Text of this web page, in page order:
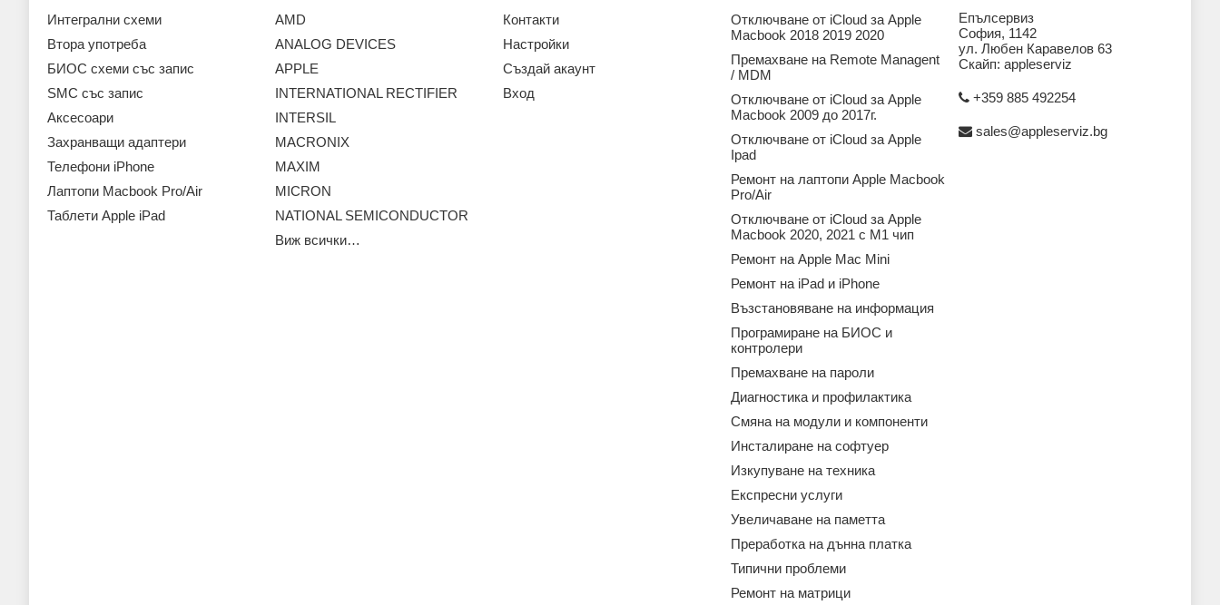
Интегрални схеми
Втора употреба
БИОС схеми със запис
SMC със запис
Аксесoари
Захранващи адаптери
Телефони iPhone
Лаптопи Macbook Pro/Air
Таблети Apple iPad
AMD
ANALOG DEVICES
APPLE
INTERNATIONAL RECTIFIER
INTERSIL
MACRONIX
MAXIM
MICRON
NATIONAL SEMICONDUCTOR
Виж всички…
Контакти
Настройки
Създай акаунт
Вход
Отключване от iCloud за Apple
Macbook 2018 2019 2020
Премахване на Remote Managent
/ MDM
Отключване от iCloud за Apple
Macbook 2009 до 2017г.
Отключване от iCloud за Apple
Ipad
Ремонт на лаптопи Apple Macbook
Pro/Air
Отключване от iCloud за Apple
Macbook 2020, 2021 с M1 чип
Ремонт на Apple Mac Mini
Ремонт на iPad и iPhone
Възстановяване на информация
Програмиране на БИОС и
контролери
Премахване на пароли
Диагностика и профилактика
Смяна на модули и компоненти
Инсталиране на софтуер
Изкупуване на техника
Експресни услуги
Увеличаване на паметта
Преработка на дънна платка
Типични проблеми
Ремонт на матрици
Епълсервиз
София, 1142
ул. Любен Каравелов 63
Скайп: appleserviz
+359 885 492254
sales@appleserviz.bg